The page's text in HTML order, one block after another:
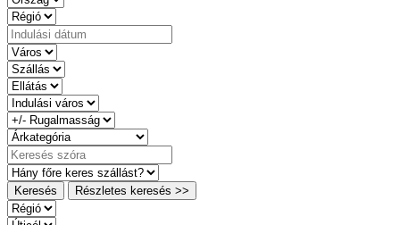
Keresés Részletes keresés >>